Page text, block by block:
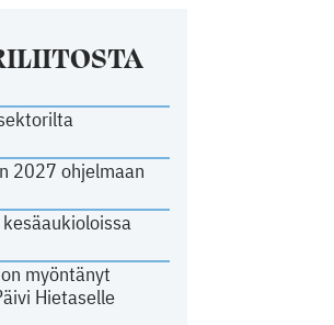
2027 ohjelmaan
myöntänyt
Hietaselle